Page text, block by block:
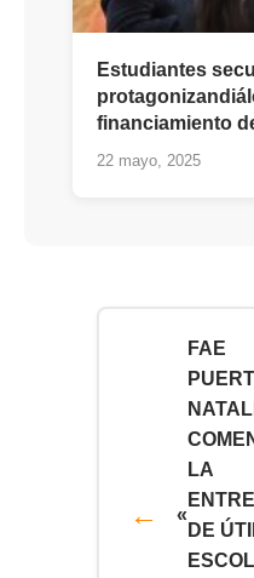
Estudiantes
financiamiento
22 mayo, 2025
«
FAE
LA
DE